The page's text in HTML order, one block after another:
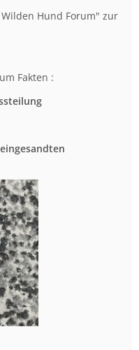
Hund Forum" zur
Fakten :